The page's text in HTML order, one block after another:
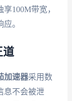
100M带宽，
。
道
加速器采用数
息不会被泄